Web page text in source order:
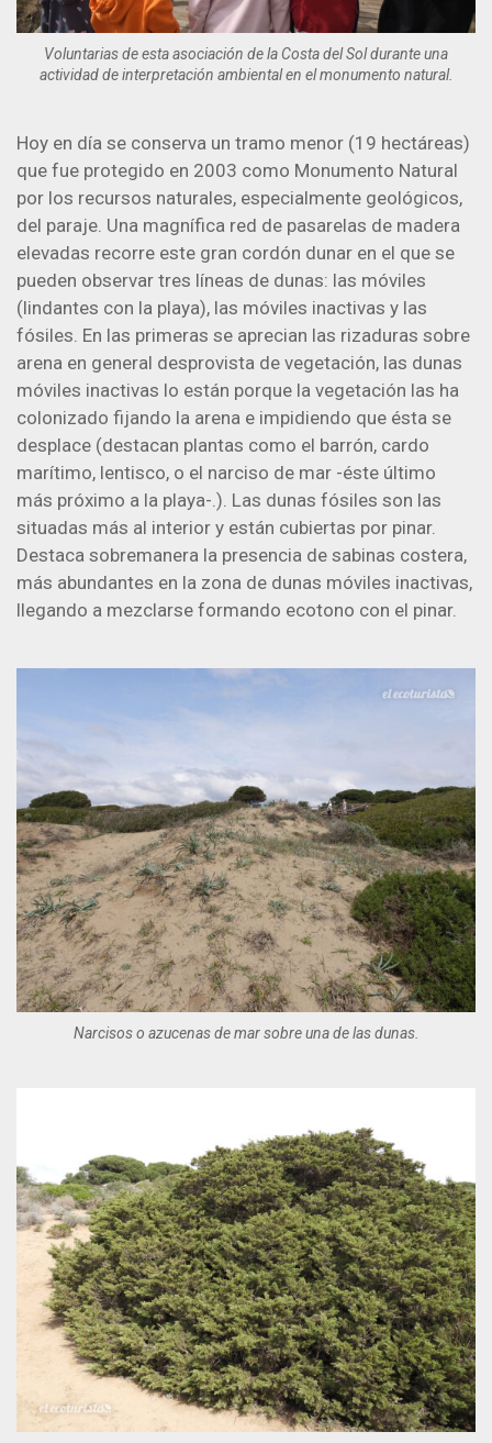
Voluntarias de esta asociación de la Costa del Sol durante una
actividad de interpretación ambiental en el monumento natural.
Hoy en día se conserva un tramo menor (19 hectáreas)
que fue protegido en 2003 como Monumento Natural
por los recursos naturales, especialmente geológicos,
del paraje. Una magnífica red de pasarelas de madera
elevadas recorre este gran cordón dunar en el que se
pueden observar tres líneas de dunas: las móviles
(lindantes con la playa), las móviles inactivas y las
fósiles. En las primeras se aprecian las rizaduras sobre
arena en general desprovista de vegetación, las dunas
móviles inactivas lo están porque la vegetación las ha
colonizado fijando la arena e impidiendo que ésta se
desplace (destacan plantas como el barrón, cardo
marítimo, lentisco, o el narciso de mar -éste último
más próximo a la playa-.). Las dunas fósiles son las
situadas más al interior y están cubiertas por pinar.
Destaca sobremanera la presencia de sabinas costera,
más abundantes en la zona de dunas móviles inactivas,
llegando a mezclarse formando ecotono con el pinar.
Narcisos o azucenas de mar sobre una de las dunas.